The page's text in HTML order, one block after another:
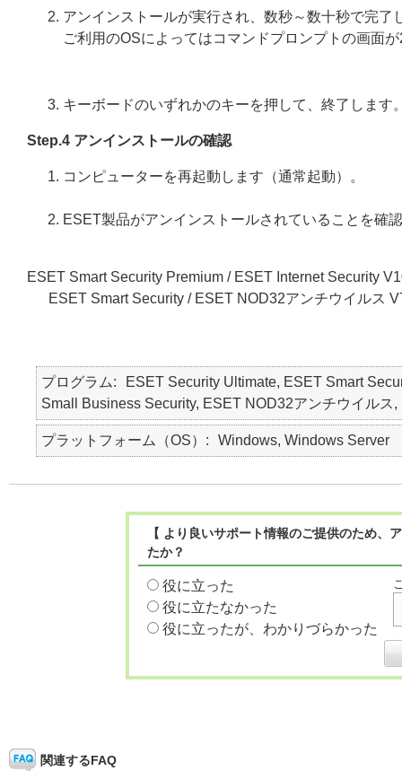
アンインストールが実行され、数秒～数十秒で完了
ご利用のOSによってはコマンドプロンプトの画面
キーボードのいずれかのキーを押して、終了します
Step.4 アンインストールの確認
コンピューターを再起動します（通常起動）。
ESET製品がアンインストールされていることを確
ESET Smart Security Premium / ESET Internet Security
ESET Smart Security / ESET NOD32アンチウイルス
プログラム
ESET Security Ultimate, ESET Smart
Small Business Security, ESET NOD32アンチウイルス
プラットフォーム（OS） Windows, Windows Server
【 より良いサポート情報のご提供のため
たか？
役に立った
役に立たなかった
役に立ったが、わかりづらかった
関連するFAQ